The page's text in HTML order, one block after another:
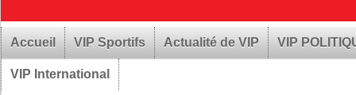
Accueil VIP Sportifs Actualité de VIP VIP
VIP International